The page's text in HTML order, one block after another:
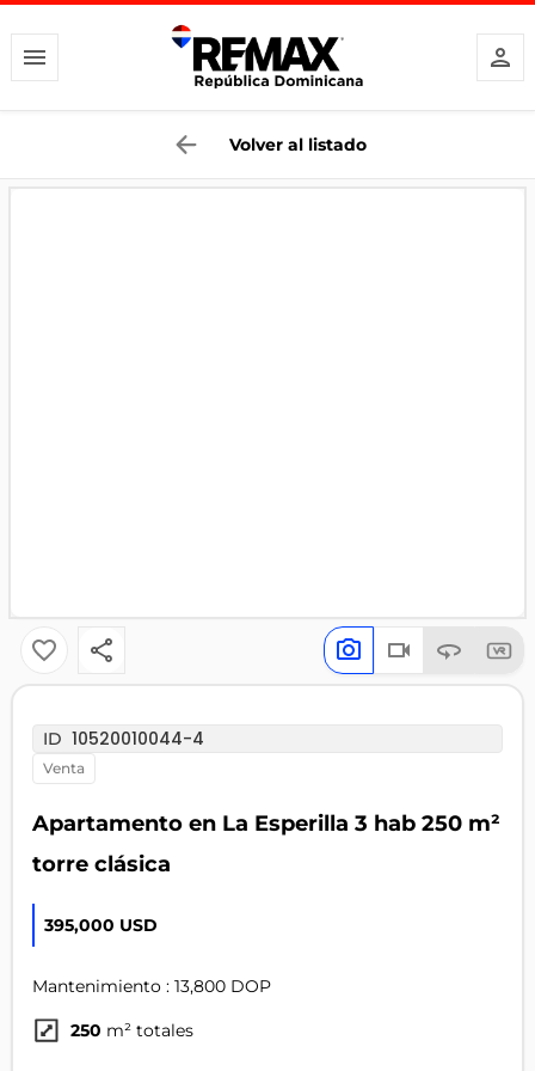
Volver al listado
ID 10520010044-4
venta
Apartamento en La Esperilla 3 hab 250 m²
torre clásica
395,000 USD
Mantenimiento : 13,800 DOP
250 m² totales